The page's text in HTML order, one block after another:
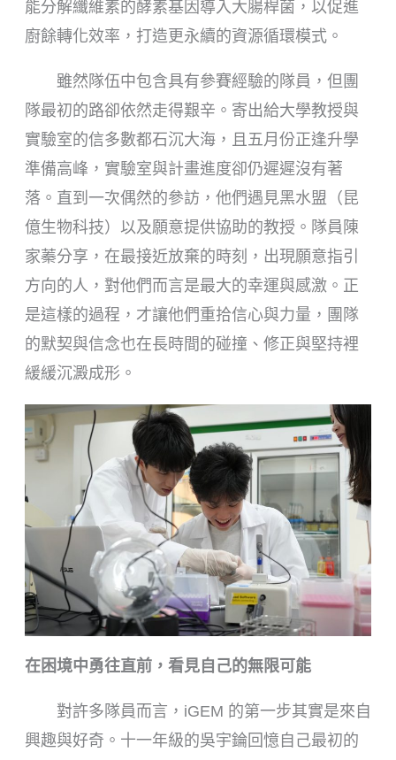
能分解纖維素的酵素基因導入大腸桿菌，以促進
廚餘轉化效率，打造更永續的資源循環模式。
雖然隊伍中包含具有參賽經驗的隊員，但團
隊最初的路卻依然走得艱辛。寄出給大學教授與
實驗室的信多數都石沉大海，且五月份正逢升學
準備高峰，實驗室與計畫進度卻仍遲遲沒有著
落。直到一次偶然的參訪，他們遇見黑水盟（昆
億生物科技）以及願意提供協助的教授。隊員陳
家蓁分享，在最接近放棄的時刻，出現願意指引
方向的人，對他們而言是最大的幸運與感激。正
是這樣的過程，才讓他們重拾信心與力量，團隊
的默契與信念也在長時間的碰撞、修正與堅持裡
緩緩沉澱成形。
在困境中勇往直前，看見自己的無限可能
對許多隊員而言，iGEM 的第一步其實是來自
興趣與好奇。十一年級的吳宇錀回憶自己最初的